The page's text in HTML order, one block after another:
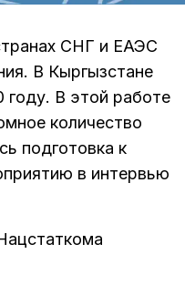
СНГ и ЕАЭС
В Кыргызстане
году. В этой работе
количество
подготовка к
в интервью